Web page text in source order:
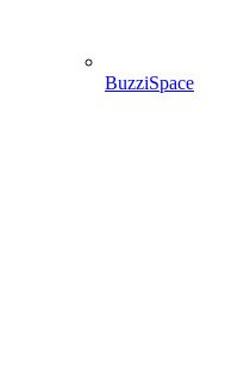
BuzziSpace